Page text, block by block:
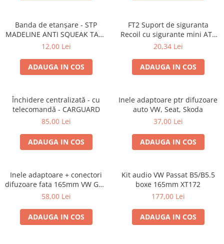
Banda de etanșare - STP
MADELINE ANTI SQUEAK TAPE
- 15 x 2000mm
12,00 Lei
ADAUGA IN COS
FT2 Suport de siguranta
Recoil cu sigurante mini ATS
de 10A si 20A
20,34 Lei
ADAUGA IN COS
Închidere centralizată - cu
telecomandă - CARGUARD
85,00 Lei
ADAUGA IN COS
Inele adaptoare ptr difuzoare
auto VW, Seat, Skoda
37,00 Lei
ADAUGA IN COS
Inele adaptoare + conectori
difuzoare fata 165mm VW Golf
V, VI
58,00 Lei
ADAUGA IN COS
Kit audio VW Passat B5/B5.5
boxe 165mm XT172
177,00 Lei
ADAUGA IN COS